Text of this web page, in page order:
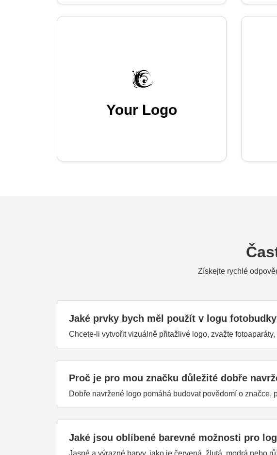
Your Logo
Získejte rychlé
Jaké prvky bych měl použít v logu
Chcete-li vytvořit vizuálně přitažlivé logo, zvažte
Proč je pro mou značku důležité dobře
Dobře navržené logo pomáhá budovat povědomí o
Jaké jsou oblíbené barevné možnosti pro
Jasné a výrazné barvy, jako je červená, žlutá, modrá nebo